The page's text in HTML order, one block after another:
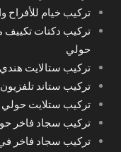
تركيب خيام
تركيب دكتات
حولي
تركيب ستالايت
تركيب ستاند تلفزيون
تركيب ستلايت
تركيب سجاد فاخر
تركيب سجاد فاخر في